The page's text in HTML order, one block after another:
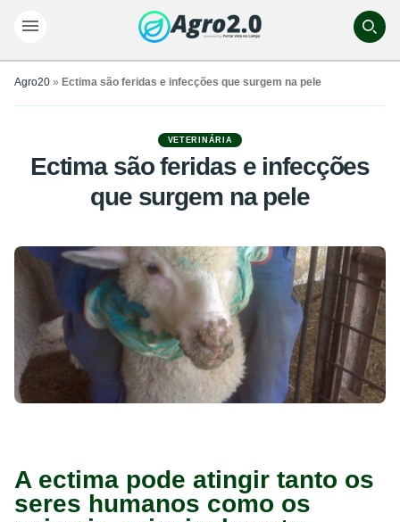
Agro20 » Ectima são feridas e infecções que surgem na pele
VETERINÁRIA
Ectima são feridas e infecções
que surgem na pele
A ectima pode atingir tanto os
seres humanos como os